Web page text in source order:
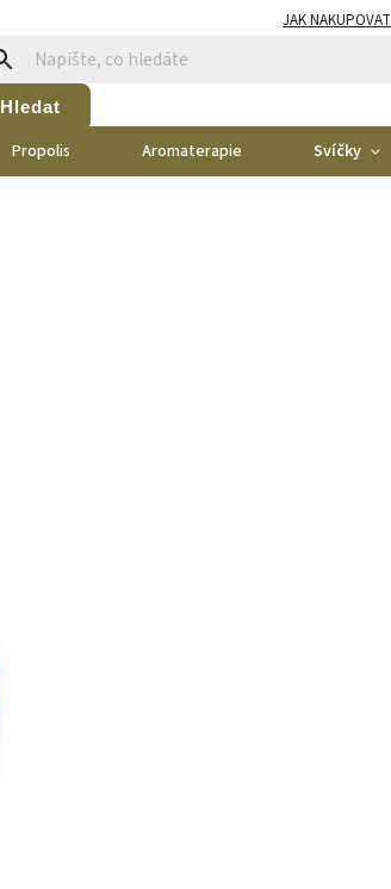
JAK NAKUPOVAT
Hledat
Propolis Aromaterapie Svíčky